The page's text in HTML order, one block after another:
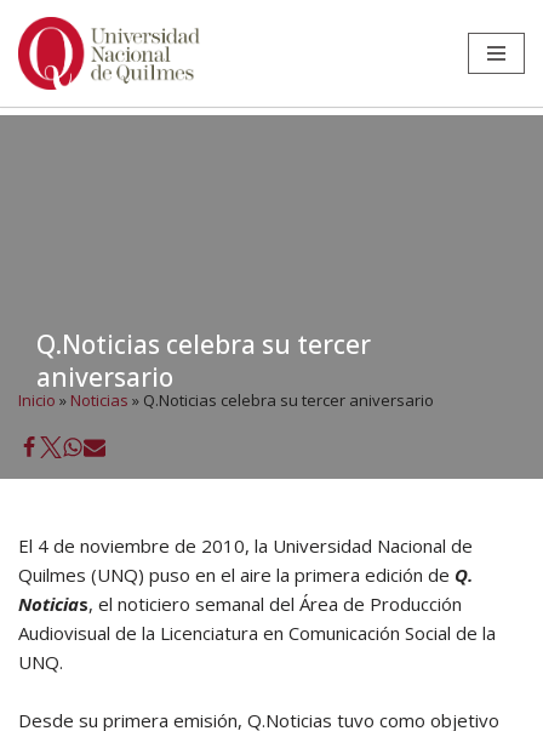
Ir
Q.Noticias celebra su tercer
aniversario
Inicio » Noticias » Q.Noticias celebra su tercer aniversario
El 4 de noviembre de 2010, la Universidad Nacional de
Quilmes (UNQ) puso en el aire la primera edición de Q.
Noticias, el noticiero semanal del Área de Producción
Audiovisual de la Licenciatura en Comunicación Social de la
UNQ.
Desde su primera emisión, Q.Noticias tuvo como objetivo